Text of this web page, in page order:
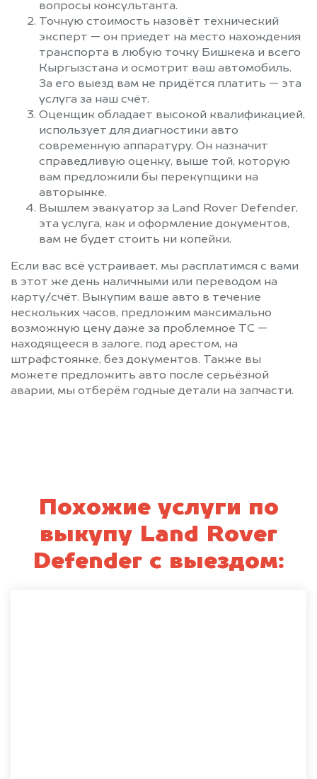
вопросы консультанта.
Точную стоимость назовёт технический
эксперт — он приедет на место нахождения
транспорта в любую точку Бишкека и всего
Кыргызстана и осмотрит ваш автомобиль.
За его выезд вам не придётся платить — эта
услуга за наш счёт.
Оценщик обладает высокой квалификацией,
использует для диагностики авто
современную аппаратуру. Он назначит
справедливую оценку, выше той, которую
вам предложили бы перекупщики на
авторынке.
Вышлем эвакуатор за Land Rover Defender,
эта услуга, как и оформление документов,
вам не будет стоить ни копейки.
Если вас всё устраивает, мы расплатимся с вами
в этот же день наличными или переводом на
карту/счёт. Выкупим ваше авто в течение
нескольких часов, предложим максимально
возможную цену даже за проблемное ТС —
находящееся в залоге, под арестом, на
штрафстоянке, без документов. Также вы
можете предложить авто после серьёзной
аварии, мы отберём годные детали на запчасти.
Похожие услуги по
выкупу Land Rover
Defender с выездом: